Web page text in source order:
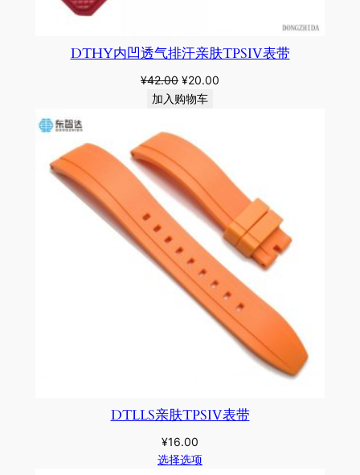
DTHY内凹透气排汗亲肤TPSIV表带
¥42.00 原
价
¥20.00
¥20.00。
加入购物车
DTLLS亲肤TPSIV表带
¥16.00
选择选项